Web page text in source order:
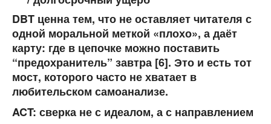
DBT ценна тем, что не оставляет читателя с
одной моральной меткой «плохо», а даёт
карту: где в цепочке можно поставить
“предохранитель” завтра [6]. Это и есть тот
мост, которого часто не хватает в
любительском самоанализе.
ACT: сверка не с идеалом, а с направлением